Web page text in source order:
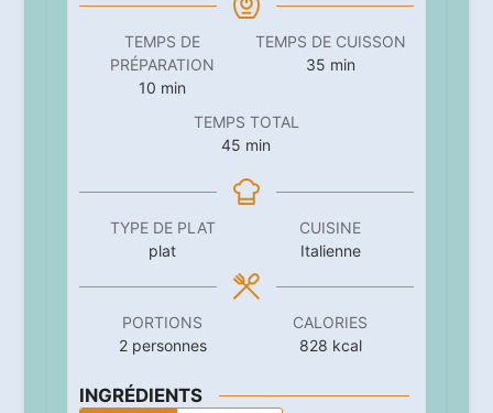
TEMPS DE
PRÉPARATION
10 minutes
min
TEMPS DE CUISSON
35minutes
min
TEMPS TOTAL
45 minutes
min
TYPE DE PLAT
plat
CUISINE
Italienne
PORTIONS
2 personnes
CALORIES
828 kcal
INGRÉDIENTS